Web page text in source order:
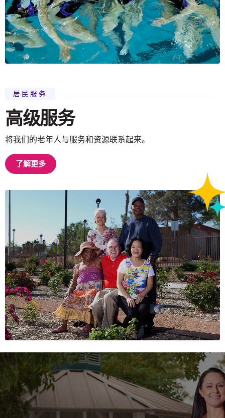
居民服务
高级服务
将我们的老年人与服务和资源联系起来。
了解更多